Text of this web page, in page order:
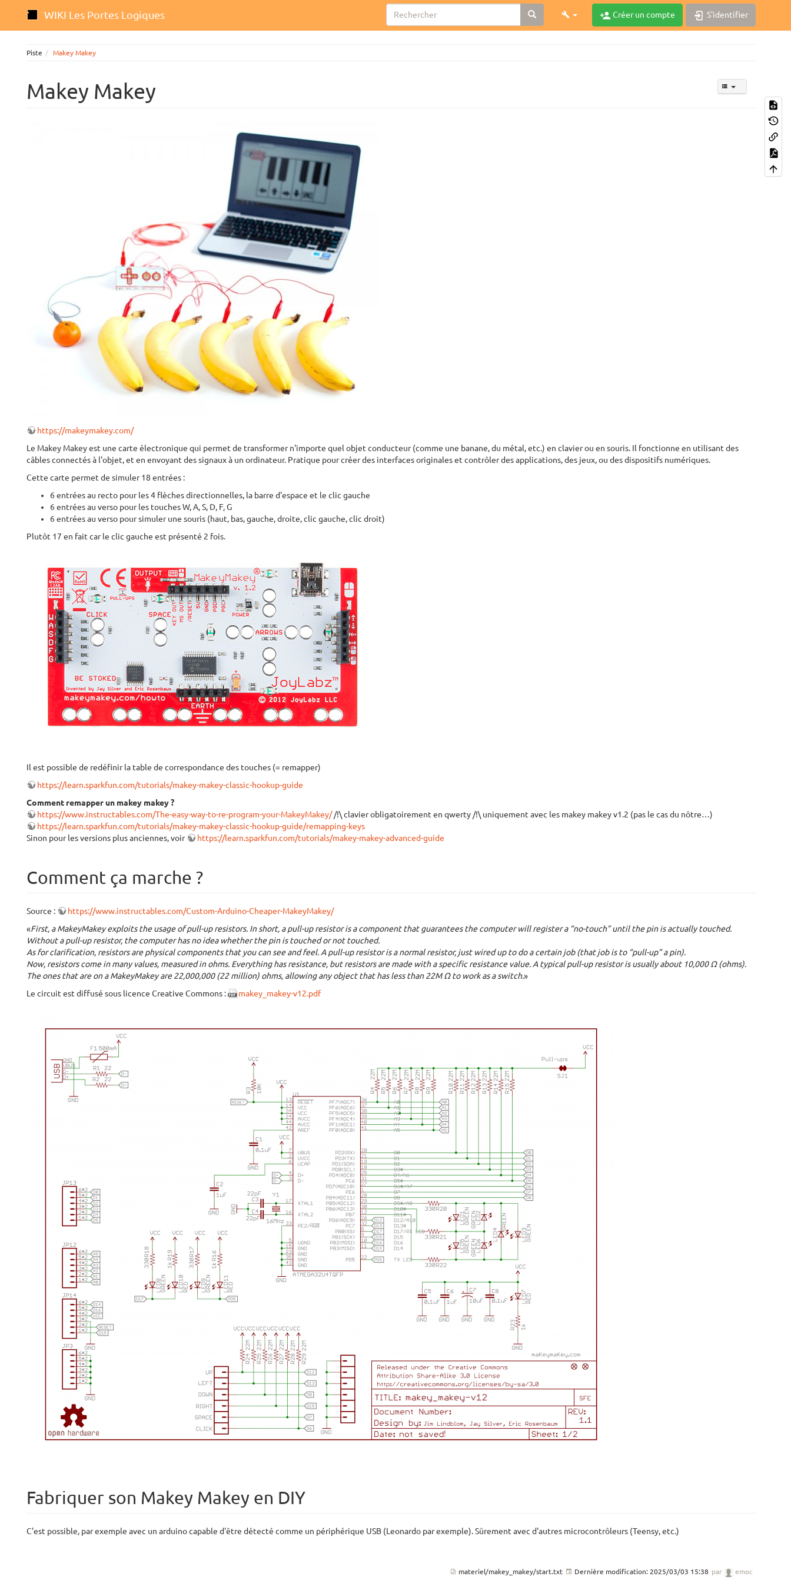
WIKI Les Portes Logiques Créer un compte S'identifier
Piste Makey Makey
Makey Makey
https://makeymakey.com/
Le Makey Makey est une carte électronique qui permet de transformer n'importe quel objet conducteur (comme une banane, du métal, etc.) en clavier ou en souris. Il fonctionne en utilisant des
câbles connectés à l'objet, et en envoyant des signaux à un ordinateur. Pratique pour créer des interfaces originales et contrôler des applications, des jeux, ou des dispositifs numériques.
Cette carte permet de simuler 18 entrées :
6 entrées au recto pour les 4 flèches directionnelles, la barre d'espace et le clic gauche
6 entrées au verso pour les touches W, A, S, D, F, G
6 entrées au verso pour simuler une souris (haut, bas, gauche, droite, clic gauche, clic droit)
Plutôt 17 en fait car le clic gauche est présenté 2 fois.
Il est possible de redéfinir la table de correspondance des touches (= remapper)
https://learn.sparkfun.com/tutorials/makey-makey-classic-hookup-guide
Comment remapper un makey makey ?
https://www.instructables.com/The-easy-way-to-re-program-your-MakeyMakey//!\ clavier obligatoirement en qwerty /!\ uniquement avec les makey makey v1.2 (pas le cas du nôtre…)
https://learn.sparkfun.com/tutorials/makey-makey-classic-hookup-guide/remapping-keys
Sinon pour les versions plus anciennes, voir
https://learn.sparkfun.com/tutorials/makey-makey-advanced-guide
Comment ça marche ?
Source :
https://www.instructables.com/Custom-Arduino-Cheaper-MakeyMakey/
«First, a MakeyMakey exploits the usage of pull-up resistors. In short, a pull-up resistor is a component that guarantees the computer will register a “no-touch” until the pin is actually touched.
Without a pull-up resistor, the computer has no idea whether the pin is touched or not touched.
As for clarification, resistors are physical components that you can see and feel. A pull-up resistor is a normal resistor, just wired up to do a certain job (that job is to “pull-up” a pin).
Now, resistors come in many values, measured in ohms. Everything has resistance, but resistors are made with a specific resistance value. A typical pull-up resistor is usually about 10,000 Ω (ohms).
The ones that are on a MakeyMakey are 22,000,000 (22 million) ohms, allowing any object that has less than 22M Ω to work as a switch.»
Le circuit est diffusé sous licence Creative Commons :
makey_makey-v12.pdf
Fabriquer son Makey Makey en DIY
C'est possible, par exemple avec un arduino capable d'être détecté comme un périphérique USB (Leonardo par exemple). Sûrement avec d'autres microcontrôleurs (Teensy, etc.)
materiel/makey_makey/start.txt Dernière modification: 2025/03/03 15:38 par emoc